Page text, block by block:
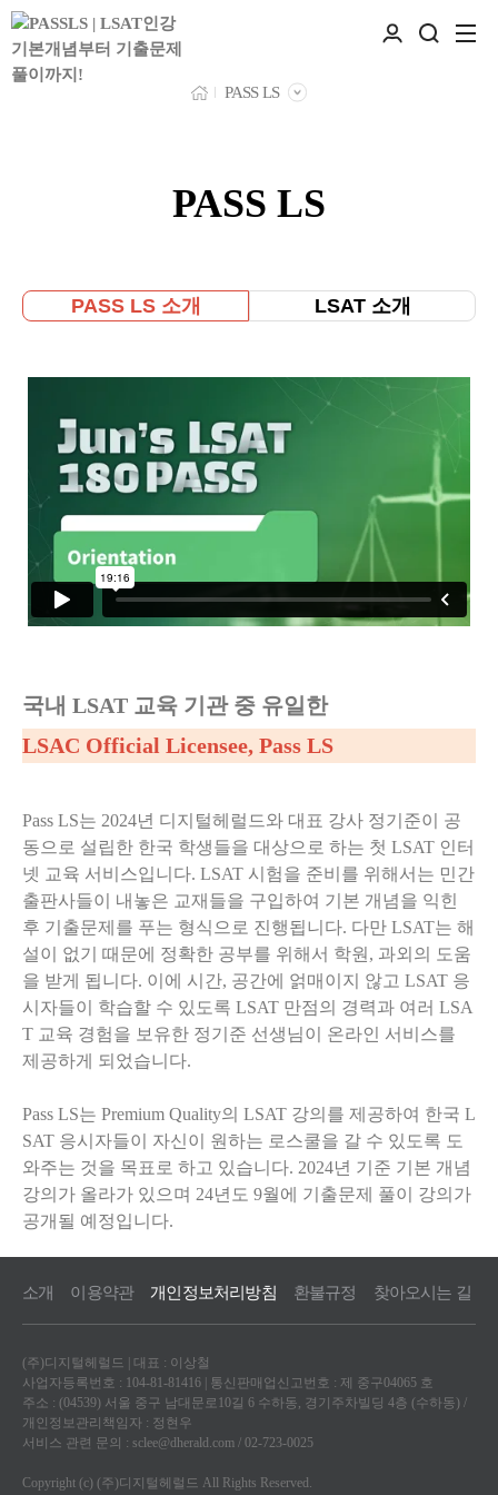
PASS LS
PASS LS
PASS LS 소개 LSAT 소개
국내 LSAT 교육 기관 중 유일한
LSAC Official Licensee, Pass LS
Pass LS는 2024년 디지털헤럴드와 대표 강사 정기준이 공
동으로 설립한 한국 학생들을 대상으로 하는 첫 LSAT 인터
넷 교육 서비스입니다. LSAT 시험을 준비를 위해서는 민간
출판사들이 내놓은 교재들을 구입하여 기본 개념을 익힌
후 기출문제를 푸는 형식으로 진행됩니다. 다만 LSAT는 해
설이 없기 때문에 정확한 공부를 위해서 학원, 과외의 도움
을 받게 됩니다. 이에 시간, 공간에 얽매이지 않고 LSAT 응
시자들이 학습할 수 있도록 LSAT 만점의 경력과 여러 LSA
T 교육 경험을 보유한 정기준 선생님이 온라인 서비스를
제공하게 되었습니다.
Pass LS는 Premium Quality의 LSAT 강의를 제공하여 한국 L
SAT 응시자들이 자신이 원하는 로스쿨을 갈 수 있도록 도
와주는 것을 목표로 하고 있습니다. 2024년 기준 기본 개념
강의가 올라가 있으며 24년도 9월에 기출문제 풀이 강의가
공개될 예정입니다.
소개 이용약관 개인정보처리방침 환불규정 찾아오시는 길
(주)디지털헤럴드 | 대표 : 이상철
사업자등록번호 : 104-81-81416 | 통신판매업신고번호 : 제 중구04065 호
주소 : (04539) 서울 중구 남대문로10길 6 수하동, 경기주차빌딩 4층 (수하동) /
개인정보관리책임자 : 정현우
서비스 관련 문의 : sclee@dherald.com / 02-723-0025
Copyright (c) (주)디지털헤럴드 All Rights Reserved.